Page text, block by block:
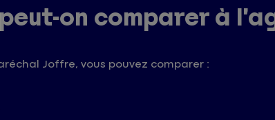
on comparer à
Joffre, vous pouvez comparer :